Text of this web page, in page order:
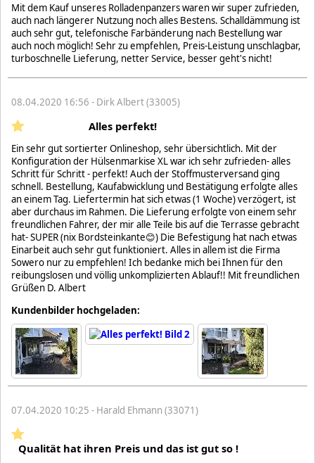
Mit dem Kauf unseres Rolladenpanzers waren wir super zufrieden,
auch nach längerer Nutzung noch alles Bestens. Schalldämmung ist
auch sehr gut, telefonische Farbänderung nach Bestellung war
auch noch möglich! Sehr zu empfehlen, Preis-Leistung unschlagbar,
turboschnelle Lieferung, netter Service, besser geht's nicht!
08.04.2020 16:56 - Dirk Albert (33005)
Alles perfekt!
Ein sehr gut sortierter Onlineshop, sehr übersichtlich. Mit der
Konfiguration der Hülsenmarkise XL war ich sehr zufrieden- alles
Schritt für Schritt - perfekt! Auch der Stoffmusterversand ging
schnell. Bestellung, Kaufabwicklung und Bestätigung erfolgte alles
an einem Tag. Liefertermin hat sich etwas (1 Woche) verzögert, ist
aber durchaus im Rahmen. Die Lieferung erfolgte von einem sehr
freundlichen Fahrer, der mir alle Teile bis auf die Terrasse gebracht
hat- SUPER (nix Bordsteinkante😊) Die Befestigung hat nach etwas
Einarbeit auch sehr gut funktioniert. Alles in allem ist die Firma
Sowero nur zu empfehlen! Ich bedanke mich bei Ihnen für den
reibungslosen und völlig unkomplizierten Ablauf!! Mit freundlichen
Grüßen D. Albert
Kundenbilder hochgeladen:
07.04.2020 10:25 - Harald Ehmann (33071)
Qualität hat ihren Preis und das ist gut so !